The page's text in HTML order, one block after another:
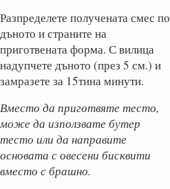
Разпределете получената смес по
дъното и страните на
приготвената форма. С вилица
надупчете дъното (през 5 см.) и
замразете за 15тина минути.
Вместо да приготвяте тесто,
може да използвате бутер
тесто или да направите
основата с овесени бисквити
вместо с брашно.